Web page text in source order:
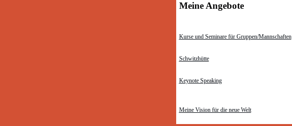
Meine Angebote
Kurse und Seminare für Gruppen/Mannschaften
Schwitzhütte
Keynote Speaking
Meine Vision für die neue Welt